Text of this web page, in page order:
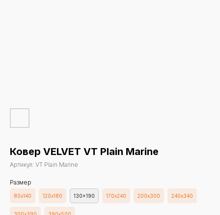
Ковер VELVET VT Plain Marine
Артикул: VT Plain Marine
Размер
80х140 120х180 130x190 170х240 200х300 240х340